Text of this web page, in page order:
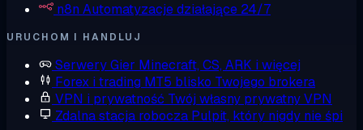
n8n Automatyzacje działające 24/7
URUCHOM I HANDLUJ
Serwery Gier Minecraft, CS, ARK i więcej
Forex i trading MT5 blisko Twojego brokera
VPN i prywatność Twój własny prywatny VPN
Zdalna stacja robocza Pulpit, który nigdy nie śpi